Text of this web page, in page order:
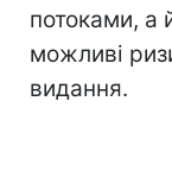
потоками, а
можливі
видання.